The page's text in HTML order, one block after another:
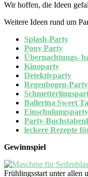
Wir hoffen, die Ideen
Weitere Ideen rund um
Splash-Party
Pony Party
Übernachtungs-
Kinoparty
Detektivparty
Regenbogen-Party
Ballerina Sweet
Einschulungsparty
Party-
leckere Rezepte
Gewinnspiel
Frühlingsstart unter allen